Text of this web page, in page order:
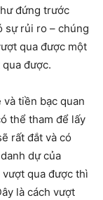
đứng trước
sự rủi ro – chúng
qua được một
được.
tiền bạc quan
thể tham để lấy
rất đắt và có
dự của
qua được thì
là cách vượt